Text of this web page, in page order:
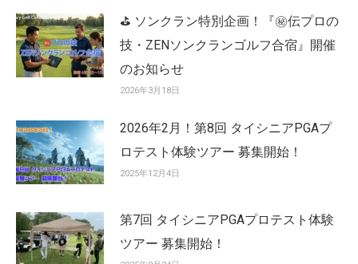
⛳ ソンクラン特別企画！『㊙️伝プロの
技・ZENソンクランゴルフ合宿』開催
のお知らせ
2026年3月18日
2026年2月！第8回 タイシニアPGAプ
ロテスト体験ツアー 募集開始！
2025年12月4日
第7回 タイシニアPGAプロテスト体験
ツアー 募集開始！